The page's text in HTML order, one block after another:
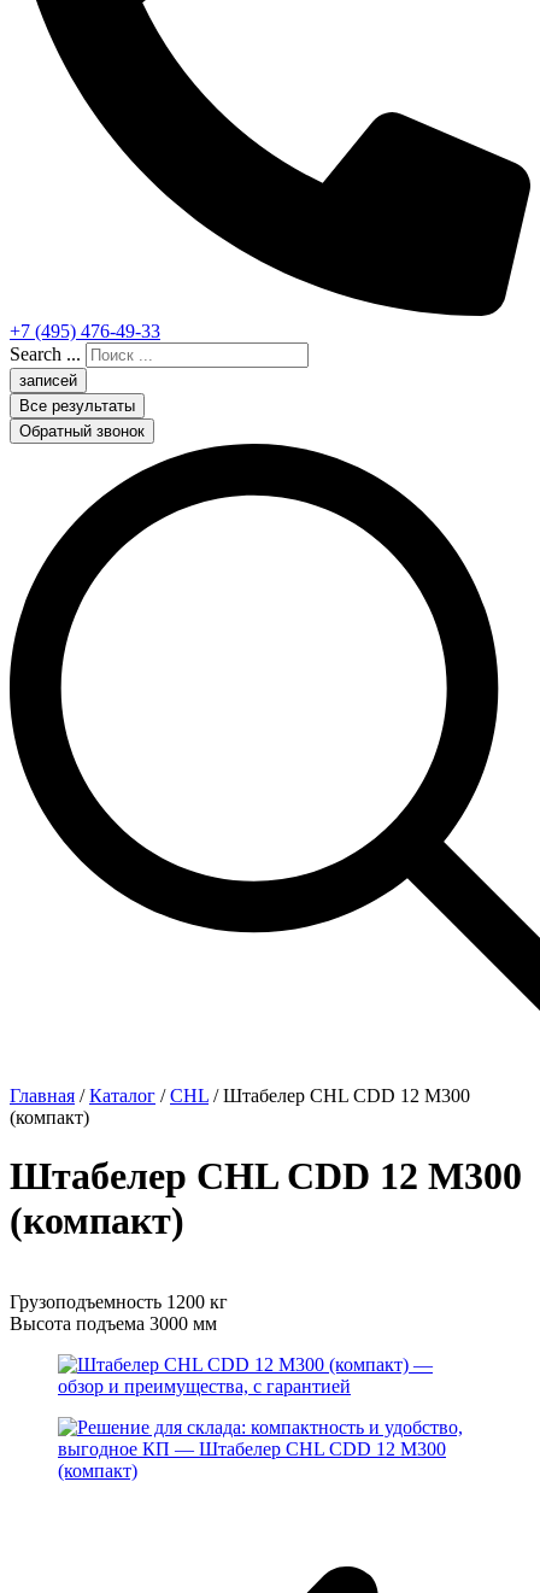
+7 (495) 476-49-33
Search ...
записей
Все результаты
Обратный звонок
Главная /Каталог /CHL /Штабелер CHL CDD 12 M300
(компакт)
Штабелер CHL CDD 12 M300
(компакт)
Грузоподъемность 1200 кг
Высота подъема 3000 мм